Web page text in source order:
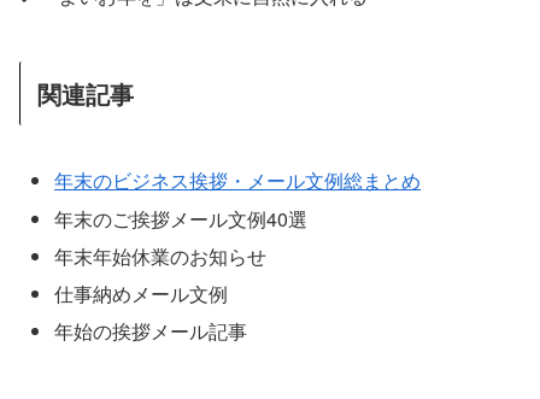
関連記事
年末のビジネス挨拶・メール文例総まとめ
年末のご挨拶メール文例40選
年末年始休業のお知らせ
仕事納めメール文例
年始の挨拶メール記事